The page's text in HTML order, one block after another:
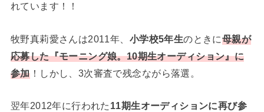
れています！！
牧野真莉愛さんは2011年、 小学校5年生のときに母親が
応募した『モーニング娘。10期生オーディション』に
参加！しかし、3次審査で残念ながら落選。
翌年2012年に行われた 11期生オーディションに再び参